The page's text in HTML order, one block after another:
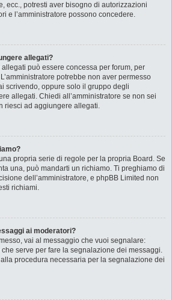
ecc., potresti aver bisogno di autorizzazioni
e l’amministratore possono concedere.
allegati?
può essere concessa per forum, per
potrebbe non aver permesso
scrivendo, oppure solo il gruppo degli
allegati. Chiedi all’amministratore se non sei
riesci ad aggiungere allegati.
propria serie di regole per la propria Board. Se
una, può mandarti un richiamo. Ti preghiamo di
dell’amministratore, e phpBB Limited non
richiami.
ai moderatori?
vai al messaggio che vuoi segnalare:
serve per fare la segnalazione dei messaggi.
procedura necessaria per la segnalazione dei